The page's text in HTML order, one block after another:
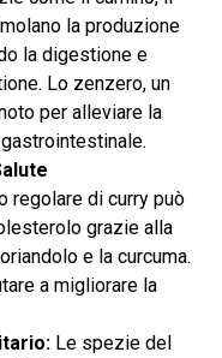
la produzione
la digestione e
Lo zenzero, un
per alleviare la
regolare di curry può
grazie alla
e la curcuma.
a migliorare la
Le spezie del